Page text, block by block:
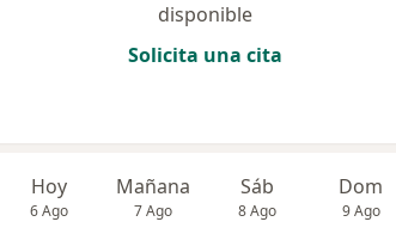
disponible
Solicita una cita
Hoy
6 Ago
Mañana
7 Ago
Sáb
8 Ago
Dom
9 Ago